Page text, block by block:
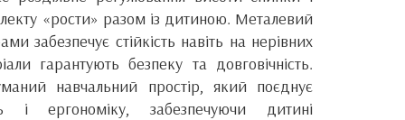
«рости» разом із дитиною. Металевий
забезпечує стійкість навіть на нерівних
гарантують безпеку та довговічність.
навчальний простір, який поєднує
і ергономіку, забезпечуючи дитині